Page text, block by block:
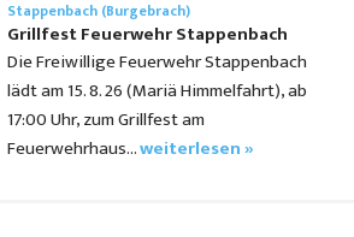
Stappenbach (Burgebrach)
Grillfest Feuerwehr Stappenbach
Die Freiwillige Feuerwehr Stappenbach
lädt am 15. 8. 26 (Mariä Himmelfahrt), ab
17:00 Uhr, zum Grillfest am
Feuerwehrhaus…weiterlesen »